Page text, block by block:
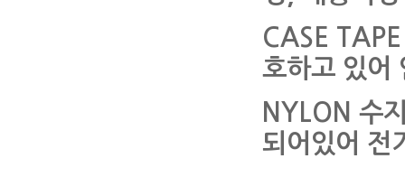
CASE
호하고 있어
NYLON 수
되어있어 전